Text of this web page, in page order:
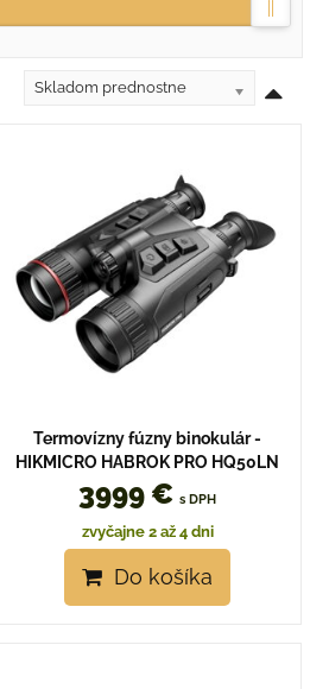
Skladom prednostne
Termovízny fúzny binokulár -
HIKMICRO HABROK PRO HQ50LN
3999 €s DPH
zvyčajne 2 až 4 dni
Do košíka